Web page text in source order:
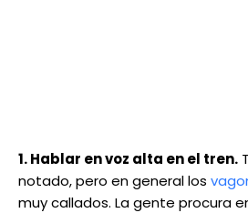
1. Hablar en voz alta en el tren.
notado, pero en general los
muy callados. La gente procura